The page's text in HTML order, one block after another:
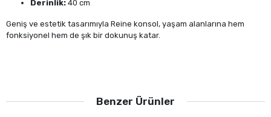
Derinlik: 40 cm
Geniş ve estetik tasarımıyla Reine konsol, yaşam alanlarına hem
fonksiyonel hem de şık bir dokunuş katar.
Benzer Ürünler